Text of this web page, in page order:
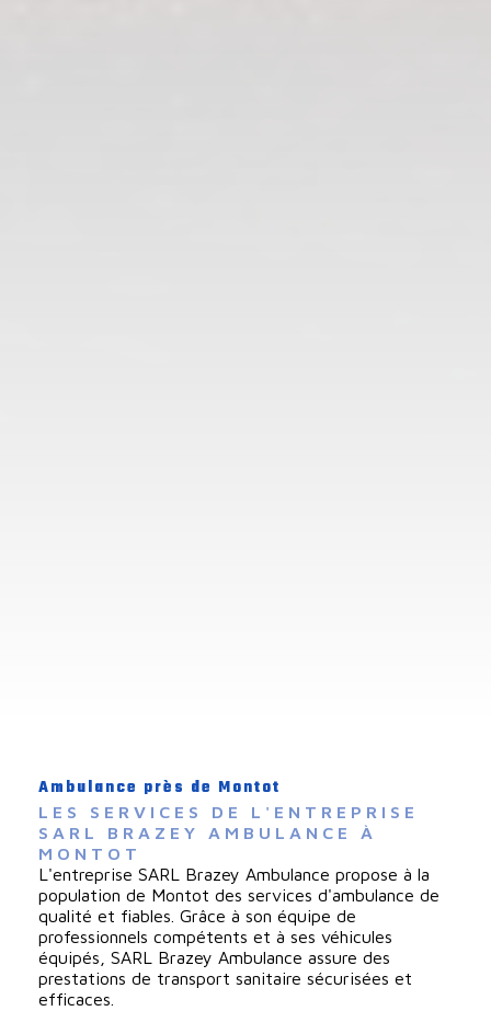
Ambulance près de Montot
LES SERVICES DE L'ENTREPRISE
SARL BRAZEY AMBULANCE À
MONTOT
L'entreprise SARL Brazey Ambulance propose à la
population de Montot des services d'ambulance de
qualité et fiables. Grâce à son équipe de
professionnels compétents et à ses véhicules
équipés, SARL Brazey Ambulance assure des
prestations de transport sanitaire sécurisées et
efficaces.